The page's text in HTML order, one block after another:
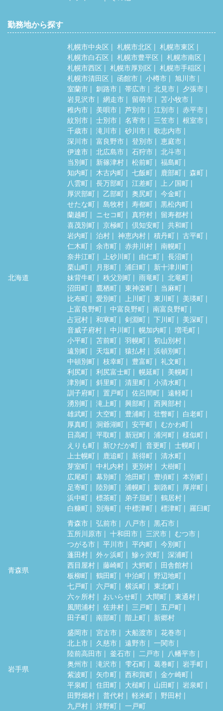
勤務地から探す
北海道
札幌市中央区 札幌市北区
札幌市東区
札幌市白石区
札幌市豊平区
札幌市南区
札幌市西区
札幌市厚別区
札幌市手稲区
札幌市清田区
函館市 小樽市
旭川市
室蘭市
釧路市 帯広市 北見市
夕張市
岩見沢市
網走市 留萌市
苫小牧市
稚内市
美唄市 芦別市 江別市
赤平市
紋別市
士別市 名寄市 三笠市
根室市
千歳市
滝川市 砂川市
歌志内市
深川市
富良野市 登別市
恵庭市
伊達市
北広島市 石狩市
北斗市
当別町
新篠津村 松前町
福島町
知内町
木古内町 七飯町 鹿部町
森町
八雲町
長万部町 江差町
上ノ国町
厚沢部町
乙部町 奥尻町
今金町
せたな町
島牧村 寿都町
黒松内町
蘭越町
ニセコ町 真狩村
留寿都村
喜茂別町
京極町 倶知安町
共和町
岩内町
泊村 神恵内村 積丹町
古平町
仁木町
余市町 赤井川村
南幌町
奈井江町
上砂川町 由仁町
長沼町
栗山町
月形町 浦臼町
新十津川町
妹背牛町
秩父別町 雨竜町
北竜町
沼田町
鷹栖町 東神楽町
当麻町
比布町
愛別町 上川町 東川町
美瑛町
上富良野町
中富良野町
南富良野町
占冠村
和寒町 剣淵町 下川町
美深町
音威子府村
中川町 幌加内町
増毛町
小平町
苫前町 羽幌町
初山別村
遠別町
天塩町 猿払村
浜頓別町
中頓別町
枝幸町 豊富町
礼文町
利尻町
利尻富士町 幌延町
美幌町
津別町
斜里町 清里町
小清水町
訓子府町
置戸町 佐呂間町
遠軽町
湧別町
滝上町 興部町
西興部村
雄武町
大空町 豊浦町 壮瞥町
白老町
厚真町
洞爺湖町 安平町
むかわ町
日高町
平取町 新冠町 浦河町
様似町
えりも町
新ひだか町 音更町
士幌町
上士幌町
鹿追町 新得町
清水町
芽室町
中札内村 更別村
大樹町
広尾町
幕別町 池田町 豊頃町
本別町
足寄町
陸別町 浦幌町 釧路町
厚岸町
浜中町
標茶町 弟子屈町
鶴居村
白糠町
別海町 中標津町 標津町 羅臼町
青森県
青森市 弘前市 八戸市
黒石市
五所川原市
十和田市 三沢市
むつ市
つがる市
平川市 平内町
今別町
蓬田村
外ヶ浜町 鰺ヶ沢町
深浦町
西目屋村
藤崎町 大鰐町
田舎館村
板柳町
鶴田町 中泊町
野辺地町
七戸町
六戸町 横浜町
東北町
六ヶ所村
おいらせ町 大間町
東通村
風間浦村
佐井村 三戸町
五戸町
田子町
南部町 階上町 新郷村
岩手県
盛岡市 宮古市 大船渡市
花巻市
北上市
久慈市 遠野市
一関市
陸前高田市
釜石市 二戸市
八幡平市
奥州市
滝沢市 雫石町 葛巻町
岩手町
紫波町
矢巾町 西和賀町
金ケ崎町
平泉町
住田町 大槌町 山田町
岩泉町
田野畑村
普代村 軽米町
野田村
九戸村
洋野町 一戸町